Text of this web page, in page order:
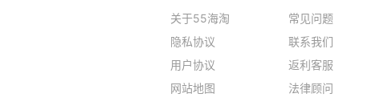
关于55海淘
隐私协议
用户协议
网站地图
常见问题
联系我们
返利客服
法律顾问